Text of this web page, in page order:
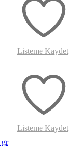
Listeme Kaydet
Listeme Kaydet